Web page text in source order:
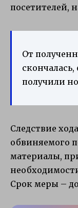
посетителей,
От
получили
Следствие
обвиняемого
материалы,
Срок меры –